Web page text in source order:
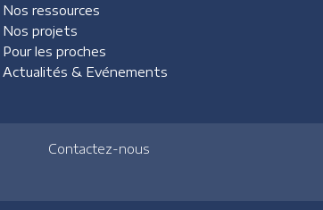
Nos ressources
Nos projets
Pour les proches
Actualités & Evénements
Contactez-nous